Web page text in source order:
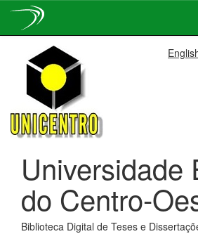
navigation
Universidade
do Centro-
Biblioteca Digital de Teses e